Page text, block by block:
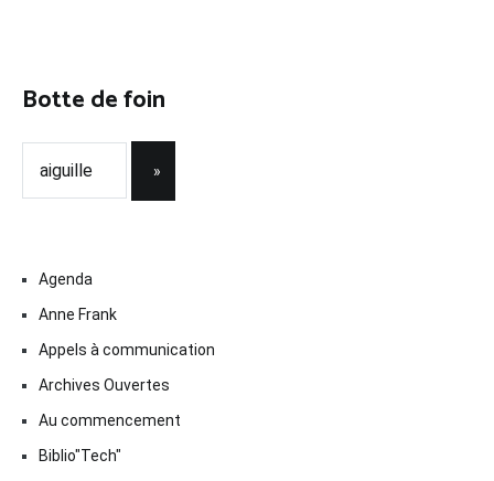
Botte de foin
Agenda
Anne Frank
Appels à communication
Archives Ouvertes
Au commencement
Biblio"Tech"